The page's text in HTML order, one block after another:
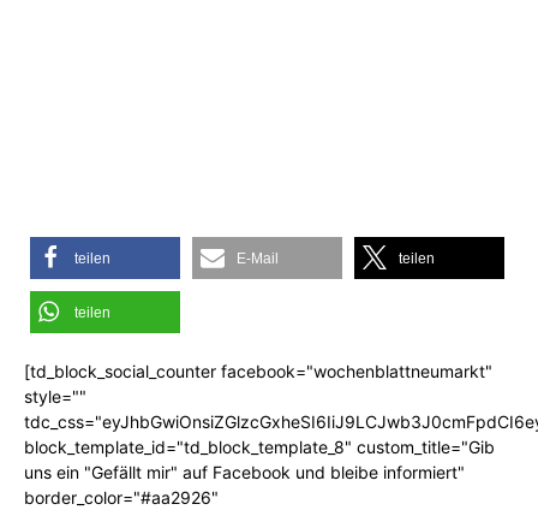
teilen E-Mail teilen
teilen
[td_block_social_counter facebook="wochenblattneumarkt"
style=""
block_template_id="td_block_template_8" custom_title="Gib
uns ein "Gefällt mir" auf Facebook und bleibe informiert"
border_color="#aa2926"